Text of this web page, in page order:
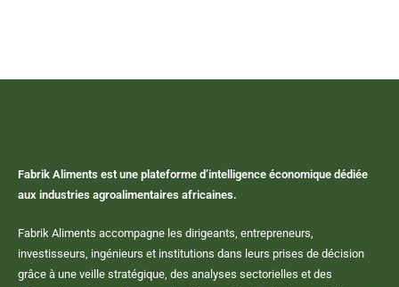
Fabrik Aliments est une plateforme d’intelligence économique dédiée
aux industries agroalimentaires africaines.
Fabrik Aliments accompagne les dirigeants, entrepreneurs,
investisseurs, ingénieurs et institutions dans leurs prises de décision
grâce à une veille stratégique, des analyses sectorielles et des